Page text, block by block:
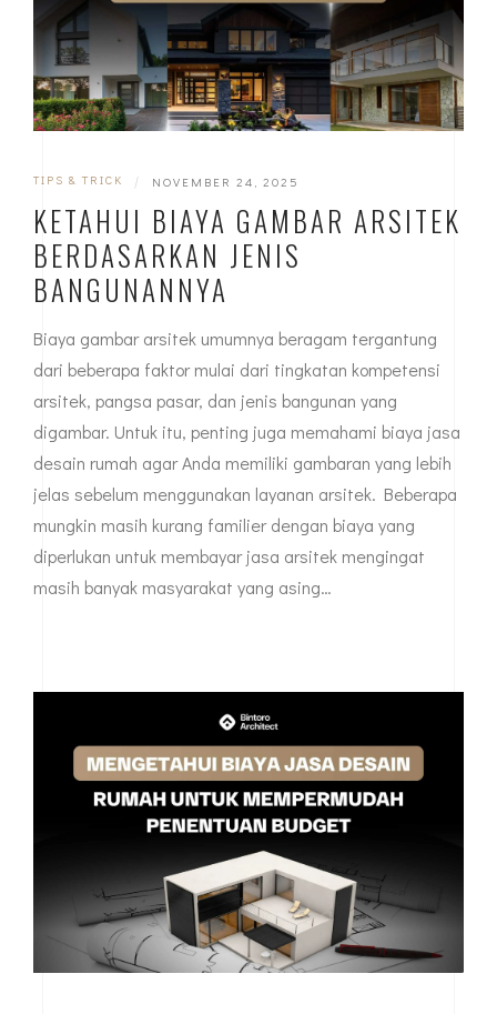
TIPS & TRICK | NOVEMBER 24, 2025
KETAHUI BIAYA GAMBAR ARSITEK
BERDASARKAN JENIS
BANGUNANNYA
Biaya gambar arsitek umumnya beragam tergantung
dari beberapa faktor mulai dari tingkatan kompetensi
arsitek, pangsa pasar, dan jenis bangunan yang
digambar. Untuk itu, penting juga memahami biaya jasa
desain rumah agar Anda memiliki gambaran yang lebih
jelas sebelum menggunakan layanan arsitek. Beberapa
mungkin masih kurang familier dengan biaya yang
diperlukan untuk membayar jasa arsitek mengingat
masih banyak masyarakat yang asing…